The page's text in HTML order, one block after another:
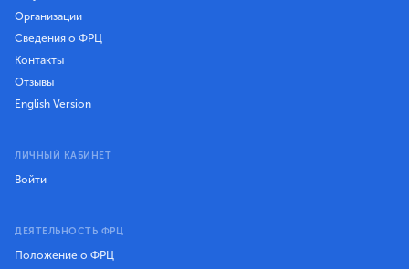
Организации
Сведения о ФРЦ
Контакты
Отзывы
English Version
ЛИЧНЫЙ КАБИНЕТ
Войти
ДЕЯТЕЛЬНОСТЬ ФРЦ
Положение о ФРЦ